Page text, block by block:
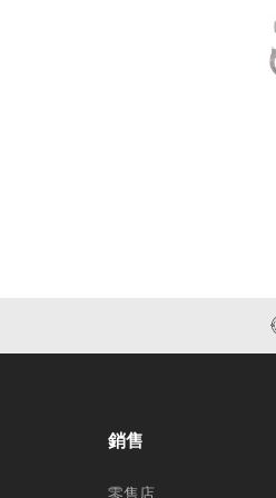
銷售
零售店